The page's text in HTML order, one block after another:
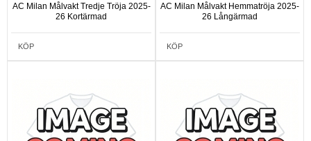
AC Milan Målvakt Tredje Tröja 2025-
26 Kortärmad
KÖP
AC Milan Målvakt Hemmatröja 2025-
26 Långärmad
KÖP